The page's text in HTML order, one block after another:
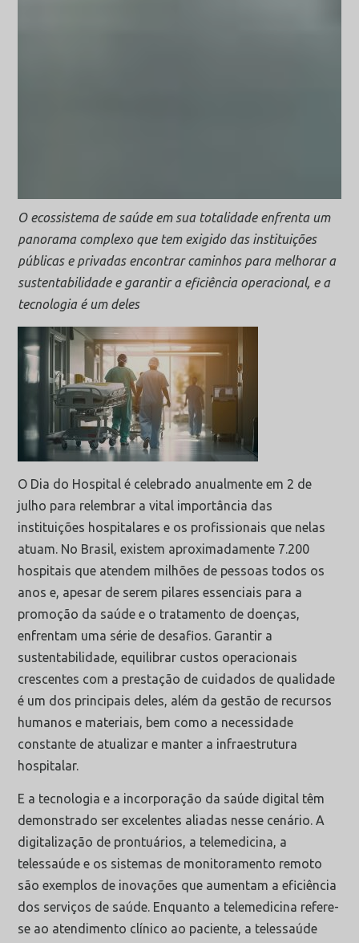
O ecossistema de saúde em sua totalidade enfrenta um
panorama complexo que tem exigido das instituições
públicas e privadas encontrar caminhos para melhorar a
sustentabilidade e garantir a eficiência operacional, e a
tecnologia é um deles
O Dia do Hospital é celebrado anualmente em 2 de
julho para relembrar a vital importância das
instituições hospitalares e os profissionais que nelas
atuam. No Brasil, existem aproximadamente 7.200
hospitais que atendem milhões de pessoas todos os
anos e, apesar de serem pilares essenciais para a
promoção da saúde e o tratamento de doenças,
enfrentam uma série de desafios. Garantir a
sustentabilidade, equilibrar custos operacionais
crescentes com a prestação de cuidados de qualidade
é um dos principais deles, além da gestão de recursos
humanos e materiais, bem como a necessidade
constante de atualizar e manter a infraestrutura
hospitalar.
E a tecnologia e a incorporação da saúde digital têm
demonstrado ser excelentes aliadas nesse cenário. A
digitalização de prontuários, a telemedicina, a
telessaúde e os sistemas de monitoramento remoto
são exemplos de inovações que aumentam a eficiência
dos serviços de saúde. Enquanto a telemedicina refere-
se ao atendimento clínico ao paciente, a telessaúde